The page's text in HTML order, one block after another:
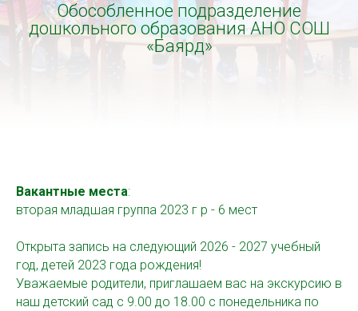
Обособленное подразделение
дошкольного образования АНО СОШ
«Баярд»
Вакантные места:
вторая младшая группа 2023 г р - 6 мест
Открыта запись на следующий 2026 - 2027 учебный
год, детей 2023 года рождения!
Уважаемые родители, приглашаем вас на экскурсию в
наш детский сад с 9.00 до 18.00 с понедельника по